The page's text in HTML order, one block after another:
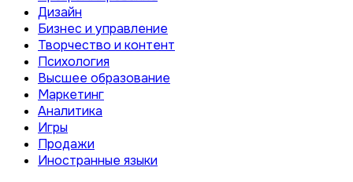
Дизайн
Бизнес и управление
Творчество и контент
Психология
Высшее образование
Маркетинг
Аналитика
Игры
Продажи
Иностранные языки